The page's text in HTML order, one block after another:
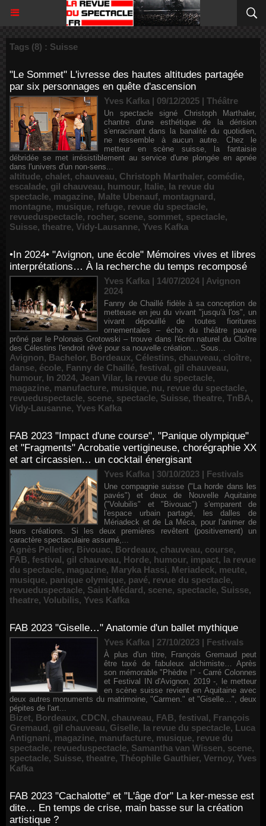
Tags (8) : Suisse
"Le Sommet" L'ivresse des hautes altitudes partagée
par six personnages en quête d'ascension
Yves Kafka | 09/12/2025 | Théâtre
Un spectacle signé Christoph Marthaler,
chantre d'une esthétique de la dérision
s'enracinant dans la banalité du quotidien,
ne ressemble à aucun autre. Chez le
metteur en scène suisse, la fantaisie
débridée se met irrésistiblement au service d'une plongée en apnée
dans l'univers d'un non-sens...
altitude, chalet, chauveau, Christoph Marthaler, comédie,
escalade, gil chauveau, humour, Italie, la revue du
spectacle, magazine, Malte Ubenauf, montagnard,
montagne, musique, refuge, revue du spectacle,
revueduspectacle, rocher, scene, sommet, spectacle,
Suisse, theatre, Vidy-Lausanne, Yves Kafka
•In 2024• "Avignon, une école" Mémoires vives et libres
interprétations… À la recherche du temps recomposé
Yves Kafka | 14/07/2024 | Avignon
2024
Fanny de Chaillé fidèle à sa conception de
metteuse en jeu du vivant "jusqu'à l'os", un
vivant dépouillé de toutes fioritures
ornementales – écho du théâtre pauvre
prôné par le Polonais Grotowski – trouve dans l'écrin naturel du Cloître
des Célestins l'endroit rêvé pour sa nouvelle création… Sous...
Avignon, Bachelor, Bordeaux, Célestins, chauveau, cloître,
danse, école, Fanny de Chaillé, festival, gil chauveau,
humour, In 2024, Jean Vilar, la revue du spectacle,
magazine, manufacture, musique, nu, revue du spectacle,
revueduspectacle, scene, spectacle, Suisse, theatre, TnBA,
Vidy-Lausanne, Yves Kafka
FAB 2023 "Impact d'une course", "Panique olympique"
et "Fragments" Acrobatie vertigineuse, chorégraphie XX
et art circassien… un cocktail énergisant
Yves Kafka | 30/10/2023 | Festivals
Une compagnie suisse ("La horde dans les
pavés") et deux de Nouvelle Aquitaine
("Volubilis" et "Bivouac") s'emparent de
l'espace urbain partagé, les dalles de
Mériadeck et de La Méca, pour l'animer de
leurs créations. Si les deux premières revêtent (positivement) un
caractère spectaculaire assumé,...
Agnès Pelletier, Bivouac, Bordeaux, chauveau, course,
FAB, festival, gil chauveau, Horde, humour, impact, la revue
du spectacle, magazine, Maryka Hassi, Meriadeck, meute,
musique, panique olymique, pavé, revue du spectacle,
revueduspectacle, Saint-Médard, scene, spectacle, Suisse,
theatre, Volubilis, Yves Kafka
FAB 2023 "Giselle…" Anatomie d'un ballet mythique
Yves Kafka | 27/10/2023 | Festivals
À plus d'un titre, François Gremaud peut
être taxé de fabuleux alchimiste… Après
son mémorable "Phèdre !" - Carré Colonnes
et Festival IN d'Avignon, 2019 -, le metteur
en scène suisse revient en Aquitaine avec
deux autres monuments du matrimoine, "Carmen." et "Giselle…", deux
pépites de l'art...
Bizet, Bordeaux, CDCN, chauveau, FAB, festival, François
Gremaud, gil chauveau, Giselle, la revue du spectacle, Luca
Antignani, magazine, manufacture, musique, revue du
spectacle, revueduspectacle, Samantha van Wissen, scene,
spectacle, Suisse, theatre, Théophile Gauthier, Vernoy, Yves
Kafka
FAB 2023 "Cachalotte" et "L'âge d'or" La ker-messe est
dite… En temps de crise, main basse sur la création
artistique ?